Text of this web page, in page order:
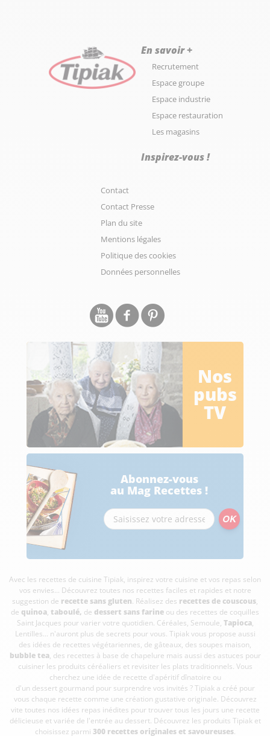
En savoir +
Recrutement
Espace groupe
Espace industrie
Espace restauration
Les magasins
Inspirez-vous !
Contact
Contact Presse
Plan du site
Mentions légales
Politique des cookies
Données personnelles
Nos
pubs
TV
Abonnez-vous
au Mag Recettes !
Avec les recettes de cuisine Tipiak, inspirez votre cuisine et vos repas selon
vos envies... Découvrez toutes nos recettes faciles et rapides et notre
suggestion de recette sans gluten. Réalisez des recettes de couscous,
de quinoa, taboulé, de dessert sans farine ou des recettes de coquilles
Saint Jacques pour varier votre quotidien. Céréales, Semoule, Tapioca,
Lentilles... n'auront plus de secrets pour vous. Tipiak vous propose aussi
des idées de recettes végétariennes, de gâteaux, des soupes maison,
bubble tea, des recettes à base de chapelure mais aussi des astuces pour
cuisiner les produits céréaliers et revisiter les plats traditionnels. Vous
cherchez une idée de recette d'apéritif dînatoire ou
d'un dessert gourmand pour surprendre vos invités ? Tipiak a créé pour
vous chaque recette comme une création gustative originale. Découvrez
vite toutes nos idées repas inédites pour trouver tous les jours une recette
délicieuse et variée de l'entrée au dessert. Découvrez les produits Tipiak et
choisissez parmi 300 recettes originales et savoureuses.